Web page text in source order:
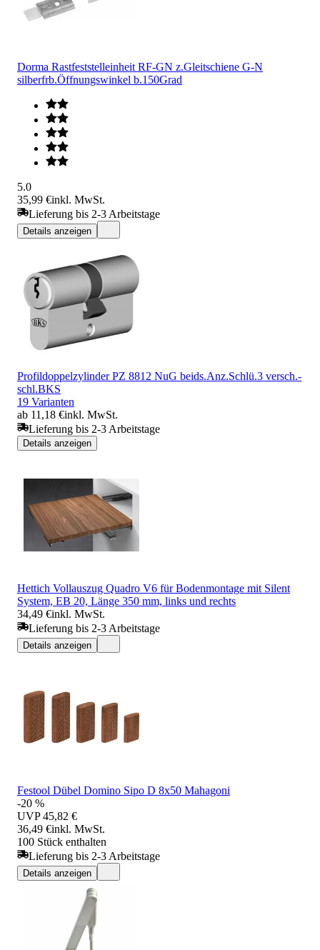
Dorma Rastfeststelleinheit RF-GN z.Gleitschiene G-N
silberfrb.Öffnungswinkel b.150Grad
5.0
35,99 €inkl. MwSt.
Lieferung bis 2-3 Arbeitstage
Details anzeigen
Profildoppelzylinder PZ 8812 NuG beids.Anz.Schlü.3 versch.-
schl.BKS
19 Varianten
ab 11,18 €inkl. MwSt.
Lieferung bis 2-3 Arbeitstage
Details anzeigen
Hettich Vollauszug Quadro V6 für Bodenmontage mit Silent
System, EB 20, Länge 350 mm, links und rechts
34,49 €inkl. MwSt.
Lieferung bis 2-3 Arbeitstage
Details anzeigen
Festool Dübel Domino Sipo D 8x50 Mahagoni
-20 %
UVP 45,82 €
36,49 €inkl. MwSt.
100 Stück enthalten
Lieferung bis 2-3 Arbeitstage
Details anzeigen